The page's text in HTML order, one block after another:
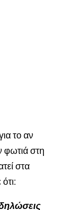
το αν
φωτιά στη
στα